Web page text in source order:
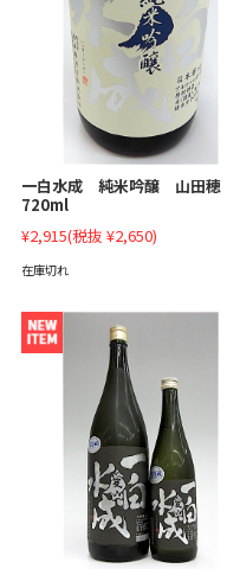
一白水成 純米吟醸 山田穂
720ml
¥2,915(税抜 ¥2,650)
在庫切れ